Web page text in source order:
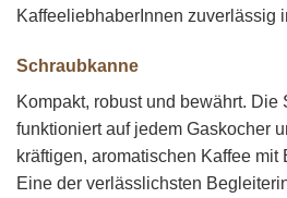
KaffeeliebhaberInnen zuverlässig
Schraubkanne
Kompakt, robust und bewährt. Die
funktioniert auf jedem Gaskocher
kräftigen, aromatischen Kaffee mit
Eine der verlässlichsten